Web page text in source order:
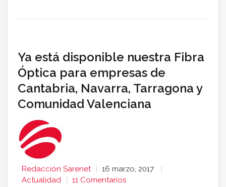
Ya está disponible nuestra Fibra
Óptica para empresas de
Cantabria, Navarra, Tarragona y
Comunidad Valenciana
Redacción Sarenet
16 marzo, 2017
Actualidad
11 Comentarios